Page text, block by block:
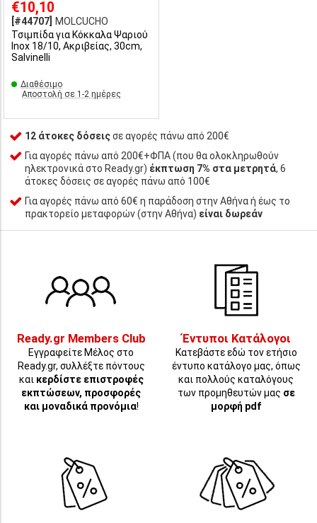
€10,10
[#44707]
MOLCUCHO
Τσιμπίδα για Κόκκαλα Ψαριού
Inox 18/10, Ακριβείας, 30cm,
Salvinelli
Διαθέσιμο
Αποστολή σε 1-2 ημέρες
12 άτοκες δόσειςσε αγορές πάνω από 200€
Για αγορές πάνω από 200€+ΦΠΑ (που θα ολοκληρωθούν
ηλεκτρονικά στο Ready.gr) έκπτωση 7% στα μετρητά, 6
άτοκες δόσεις σε αγορές πάνω από 100€
Για αγορές πάνω από 60€ η παράδοση στην Αθήνα ή έως το
πρακτορείο μεταφορών (στην Αθήνα) είναι δωρεάν
Ready.gr Members Club
Εγγραφείτε Μέλος στο
Ready.gr, συλλέξτε πόντους
και κερδίστε επιστροφές
εκπτώσεων, προσφορές
και μοναδικά προνόμια!
Έντυποι Κατάλογοι
Κατεβάστε εδώ τον ετήσιο
έντυπο κατάλογο μας, όπως
και πολλούς καταλόγους
των προμηθευτών μας σε
μορφή pdf